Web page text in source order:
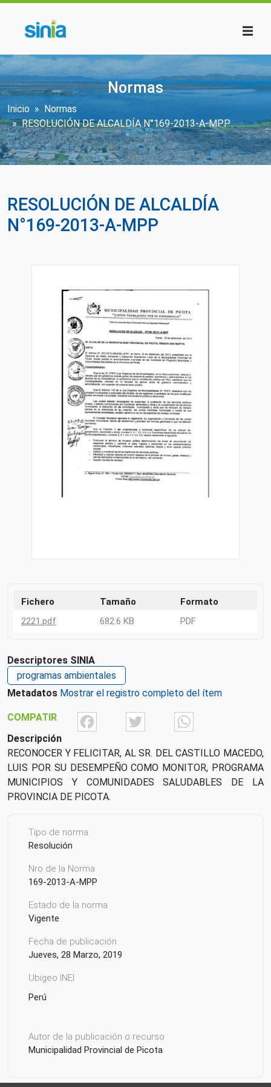
Normas
Sobrescribir enlaces de ayuda a la
Inicio
Normas
RESOLUCIÓN DE ALCALDÍA N°169-2013-A-MPP
RESOLUCIÓN DE ALCALDÍA
N°169-2013-A-MPP
Fichero Tamaño
Formato
2221.pdf
682.6 KB PDF
Descriptores SINIA
programas ambientales
Metadatos Mostrar el registro completo del ítem
COMPATIR FacebookTwitter
Descripción
RECONOCER Y FELICITAR, AL SR. DEL CASTILLO MACEDO,
LUIS POR SU DESEMPEÑO COMO MONITOR, PROGRAMA
MUNICIPIOS Y COMUNIDADES SALUDABLES DE LA
PROVINCIA DE PICOTA.
Tipo de norma
Resolución
Nro de la Norma
169-2013-A-MPP
Estado de la norma
Vigente
Fecha de publicación
Jueves, 28 Marzo, 2019
Ubigeo INEI
Perú
Autor de la publicación o recurso
Municipalidad Provincial de Picota